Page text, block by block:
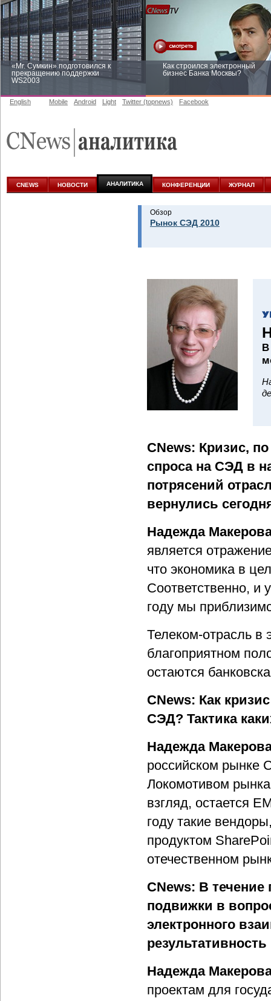
«Mr. Сумкин» подготовился к
прекращению поддержки
WS2003
Как строился электронный
бизнес Банка Москвы?
аналитике
English Mobile Android Light Twitter (topnews) Facebook
CNEWS НОВОСТИ АНАЛИТИКА КОНФЕРЕНЦИИ ЖУРНАЛ
Обзор
Рынок СЭД 2010
В
CNews: Кризис,
спроса на СЭД в
потрясений
вернулись
Надежда
является
что экономика в
Соответственно, и
году мы
Телеком-отрасль в
благоприятном
остаются
CNews: Как
СЭД? Тактика
Надежда
российском рынке
Локомотивом
взгляд, остается
году такие
продуктом
отечественном
CNews: В
подвижки в
электронного
Надежда
проектам для